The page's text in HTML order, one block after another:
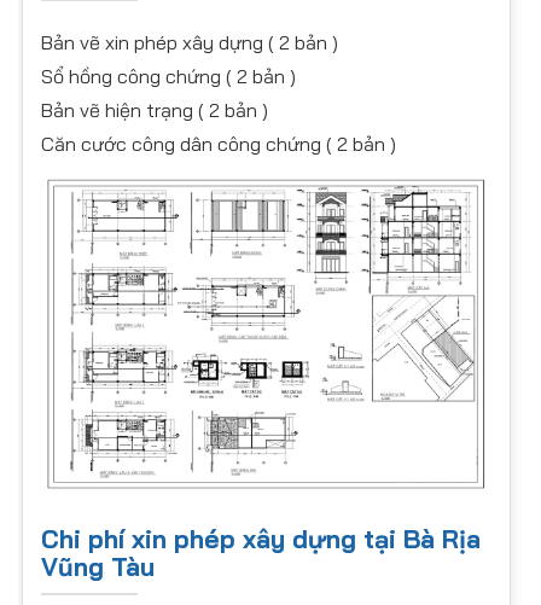
Bản vẽ xin phép xây dựng ( 2 bản )
Sổ hồng công chứng ( 2 bản )
Bản vẽ hiện trạng ( 2 bản )
Căn cước công dân công chứng ( 2 bản )
Chi phí xin phép xây dựng tại Bà Rịa
Vũng Tàu